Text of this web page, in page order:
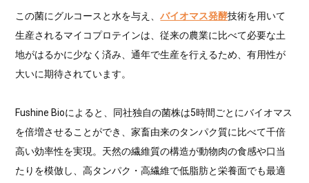
この菌にグルコースと水を与え、バイオマス発酵技術を用いて
生産されるマイコプロテインは、従来の農業に比べて必要な土
地がはるかに少なく済み、通年で生産を行えるため、有用性が
大いに期待されています。
Fushine Bioによると、同社独自の菌株は5時間ごとにバイオマス
を倍増させることができ、家畜由来のタンパク質に比べて千倍
高い効率性を実現。天然の繊維質の構造が動物肉の食感や口当
たりを模倣し、高タンパク・高繊維で低脂肪と栄養面でも最適